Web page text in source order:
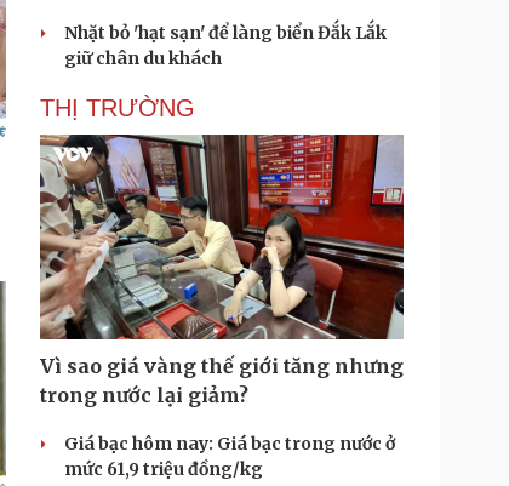
Nhặt bỏ 'hạt sạn' để làng biển Đắk Lắk
giữ chân du khách
THỊ TRƯỜNG
Vì sao giá vàng thế giới tăng nhưng
trong nước lại giảm?
Giá bạc hôm nay: Giá bạc trong nước ở
mức 61,9 triệu đồng/kg